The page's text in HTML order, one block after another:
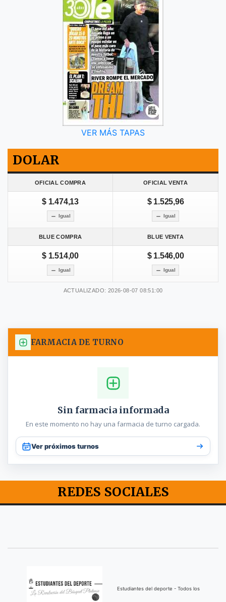
VER MÁS TAPAS
DOLAR
OFICIAL COMPRA OFICIAL VENTA
$ 1.474,13
Igual
$ 1.525,96
Igual
BLUE COMPRA BLUE VENTA
$ 1.514,00
Igual
$ 1.546,00
Igual
ACTUALIZADO: 2026-08-07 08:51:00
FARMACIA DE TURNO
Sin farmacia informada
En este momento no hay una farmacia de turno cargada.
Ver próximos turnos
REDES SOCIALES
Estudiantes del deporte - Todos los